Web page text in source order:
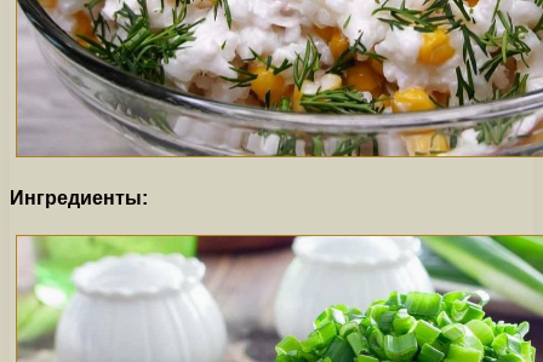
Ингредиенты: